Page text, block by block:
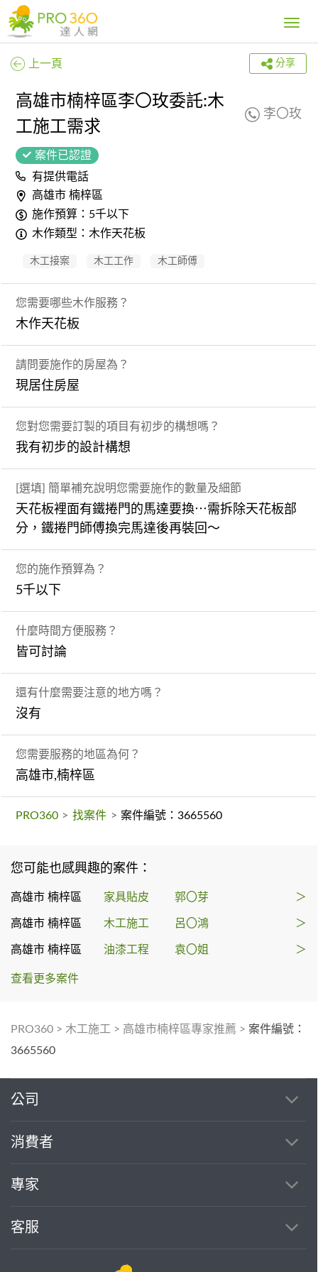
Toggle
上一頁 分享
高雄市楠梓區李〇玫委託:木
工施工需求
李〇玫
案件已認證
有提供電話
高雄市 楠梓區
施作預算：5千以下
木作類型：木作天花板
木工接案 木工工作 木工師傅
您需要哪些木作服務？
木作天花板
請問要施作的房屋為？
現居住房屋
您對您需要訂製的項目有初步的構想嗎？
我有初步的設計構想
[選填] 簡單補充說明您需要施作的數量及細節
天花板裡面有鐵捲門的馬達要換⋯需拆除天花板部
分，鐵捲門師傅換完馬達後再裝回～
您的施作預算為？
5千以下
什麼時間方便服務？
皆可討論
還有什麼需要注意的地方嗎？
沒有
您需要服務的地區為何？
高雄市,楠梓區
PRO360 > 找案件 > 案件編號：3665560
您可能也感興趣的案件：
高雄市 楠梓區 家具貼皮 郭〇芽 ＞
高雄市 楠梓區 木工施工 呂〇鴻 ＞
高雄市 楠梓區 油漆工程 袁〇姐 ＞
查看更多案件
PRO360 > 木工施工 > 高雄市楠梓區專家推薦 > 案件編號：
3665560
公司
消費者
專家
客服